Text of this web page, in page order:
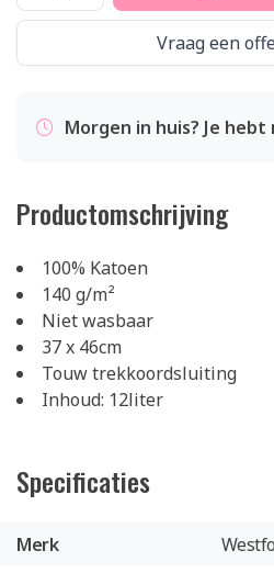
Vraag een
Morgen in huis? Je hebt
Productomschrijving
100% Katoen
140 g/m²
Niet wasbaar
37 x 46cm
Touw trekkoordsluiting
Inhoud: 12liter
Specificaties
Merk